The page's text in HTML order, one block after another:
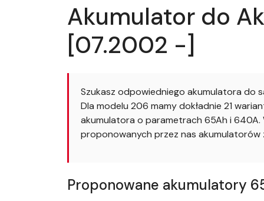
Akumulator do
[07.2002 -]
Szukasz odpowiedniego akumulatora do
Dla modelu 206 mamy dokładnie 21
akumulatora o parametrach 65Ah i 640A.
proponowanych przez nas akumulatorów
Proponowane akumulatory